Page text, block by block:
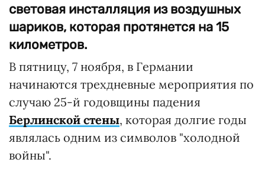
световая инсталляция из воздушных
шариков, которая протянется на 15
километров.
В пятницу, 7 ноября, в Германии
начинаются трехдневные мероприятия по
случаю 25-й годовщины падения
Берлинской стены, которая долгие годы
являлась одним из символов "холодной
войны".